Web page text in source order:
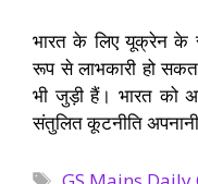
भारत के लिए यूक्रेन के
रूप से लाभकारी हो
भी जुड़ी हैं। भारत को
संतुलित कूटनीति अपनानी
Tags